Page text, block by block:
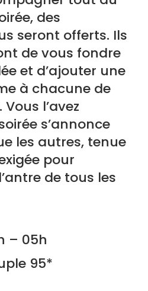
des
seront offerts. Ils
de vous fondre
et d’ajouter une
à chacune de
l’avez
s’annonce
les autres, tenue
pour
de tous les
– 05h
95*